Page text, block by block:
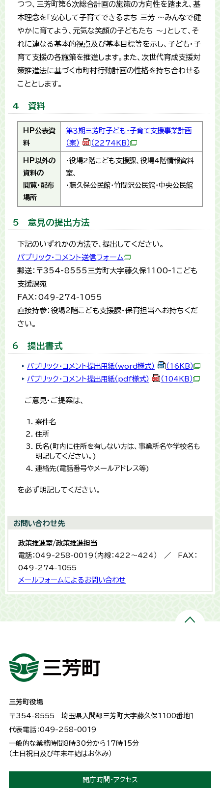
つつ、三芳町第6次総合計画の施策の方向性を踏まえ、基
本理念を「安心して子育てできるまち 三芳 ～みんなで健
やかに育てよう、元気な笑顔の子どもたち ～」として、そ
れに連なる基本的視点及び基本目標等を示し、子ども・子
育て支援の各施策を推進します。また、次世代育成支援対
策推進法に基づく市町村行動計画の性格を持ち合わせる
こととします。
4 資料
HP公表資
料
第３期三芳町子ども・子育て支援事業計画
（案）
（2274KB）
HP以外の
資料の
閲覧・配布
場所
・役場2階こども支援課、役場4階情報資料
室、
・藤久保公民館・竹間沢公民館・中央公民館
5 意見の提出方法
下記のいずれかの方法で、提出してください。
パブリック・コメント送信フォーム
郵送：〒354-8555三芳町大字藤久保1100-1こども
支援課宛
FAX：049-274-1055
直接持参：役場2階こども支援課・保育担当へお持ちくだ
さい。
6 提出書式
パブリック・コメント提出用紙（word様式）
（16KB）
パブリック・コメント提出用紙（pdf様式）
（104KB）
ご意見・ご提案は、
案件名
住所
氏名(町内に住所を有しない方は、事業所名や学校名も
明記してください。)
連絡先(電話番号やメールアドレス等)
を必ず明記してください。
お問い合わせ先
政策推進室/政策推進担当
電話：049-258-0019（内線：422～424） ／ FAX：
049-274-1055
メールフォームによるお問い合わせ
三芳町役場
〒354-8555 埼玉県入間郡三芳町大字藤久保1100番地１
代表電話：049-258-0019
一般的な業務時間8時30分から17時15分
（土日祝日及び年末年始はお休み）
開庁時間・アクセス